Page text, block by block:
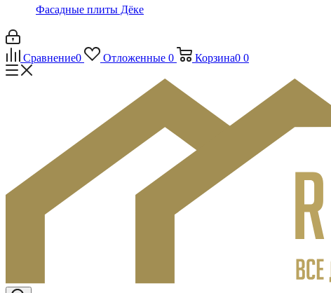
Фасадные плиты Дёке
Сравнение0 Отложенные 0 Корзина0 0